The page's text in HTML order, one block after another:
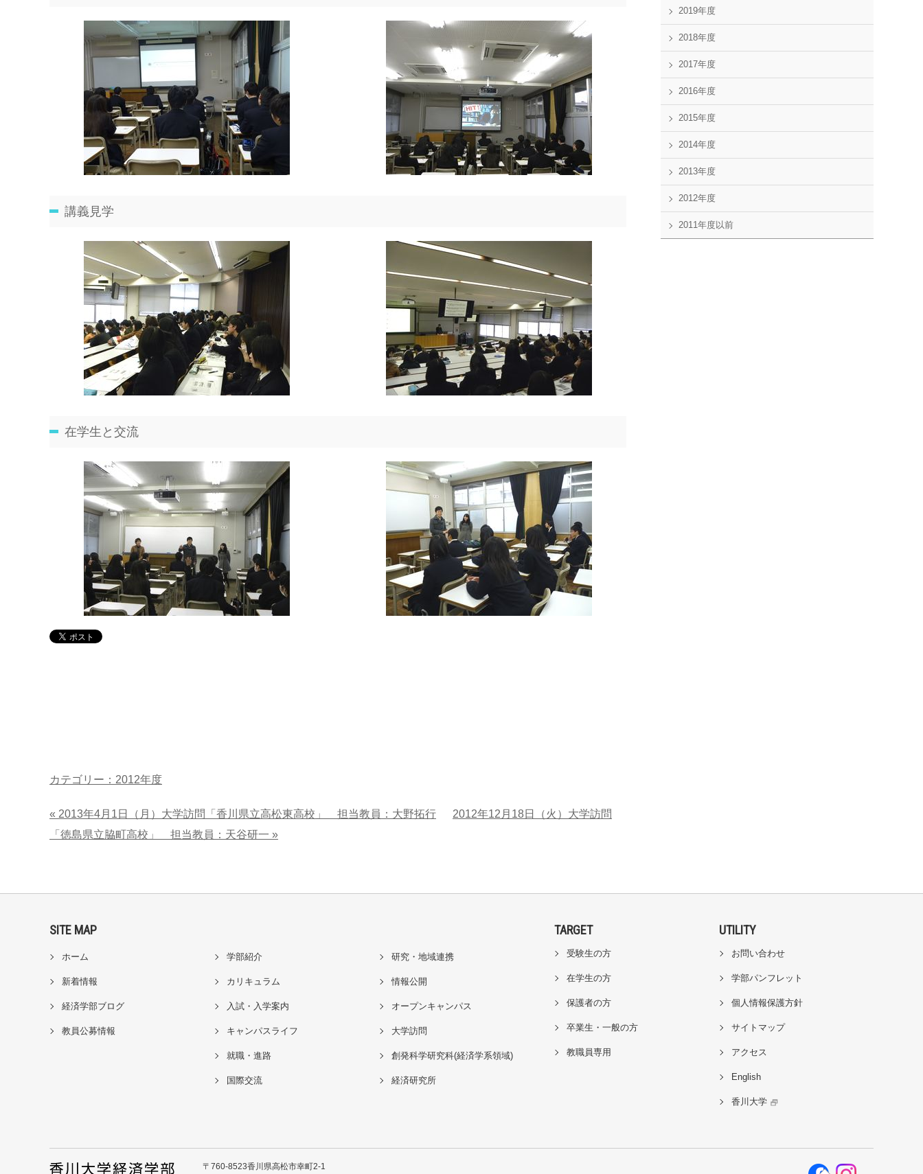
講義見学
在学生と交流
カテゴリー：2012年度
« 2013年4月1日（月）大学訪問「香川県立高松東高校」 担当教員：大野拓行
2012年12月18日（火）大学訪問
「徳島県立脇町高校」 担当教員：天谷研一 »
2019年度
2018年度
2017年度
2016年度
2015年度
2014年度
2013年度
2012年度
2011年度以前
SITE MAP
ホーム
新着情報
経済学部ブログ
教員公募情報
学部紹介
カリキュラム
入試・入学案内
キャンパスライフ
就職・進路
国際交流
研究・地域連携
情報公開
オープンキャンパス
大学訪問
創発科学研究科(経済学系領域)
経済研究所
TARGET
受験生の方
在学生の方
保護者の方
卒業生・一般の方
教職員専用
UTILITY
お問い合わせ
学部パンフレット
個人情報保護方針
サイトマップ
アクセス
English
香川大学
〒760-8523香川県高松市幸町2-1